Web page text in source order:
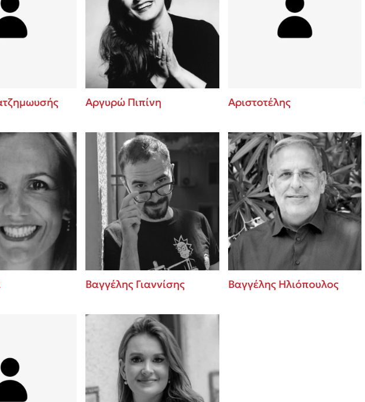
Αργυρώ Πιπίνη Αριστοτέλης
Βαγγέλης Γιαννίσης Βαγγέλης Ηλιόπουλος